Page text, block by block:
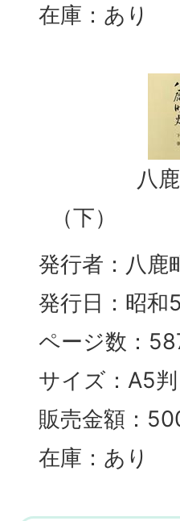
在庫：あり
八
（
発行者：八鹿
発行日：昭和
ページ数：
サイズ：A5判
販売金額：
在庫：あり